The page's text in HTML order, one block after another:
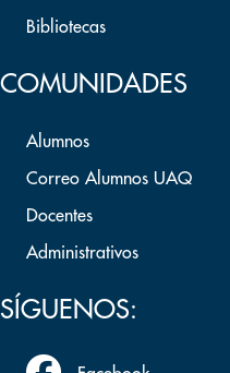
Bibliotecas
COMUNIDADES
Alumnos
Correo Alumnos UAQ
Docentes
Administrativos
SÍGUENOS: